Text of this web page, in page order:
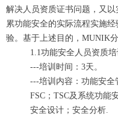
解决人员资质证书问题，又
累功能安全的实际流程实施
验。基于上述目的，MUNIK
1.1功能安全人员资质培
---培训时间：3天。
---培训内容：功能安全
FSC；TSC及系统功能
安全设计；安全分析.